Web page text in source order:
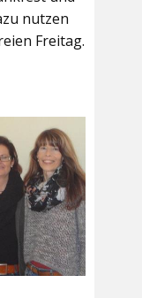
nutzen
Freitag.